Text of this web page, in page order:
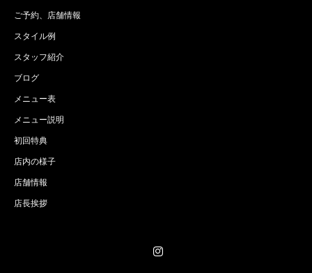
ご予約、店舗情報
スタイル例
スタッフ紹介
ブログ
メニュー表
メニュー説明
初回特典
店内の様子
店舗情報
店長挨拶